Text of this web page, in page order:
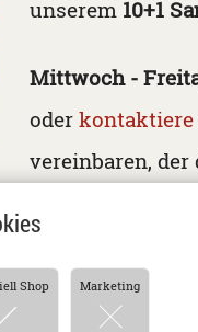
unserem 10+1
Mittwoch -
oder kontaktiere
vereinbaren,
Shop Marketing